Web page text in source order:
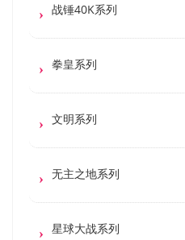
战锤40K系列
拳皇系列
文明系列
无主之地系列
星球大战系列